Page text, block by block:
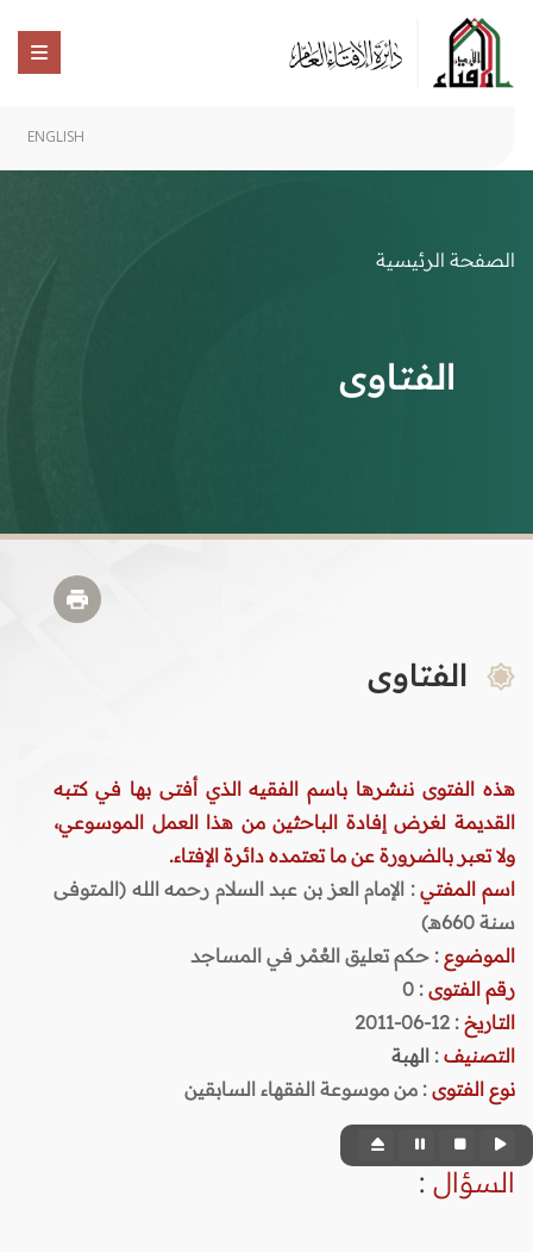
ENGLISH
الصفحة الرئيسية
الفتاوى
الفتاوى
هذه الفتوى ننشرها باسم الفقيه الذي أفتى بها في كتبه
القديمة لغرض إفادة الباحثين من هذا العمل الموسوعي،
ولا تعبر بالضرورة عن ما تعتمده دائرة الإفتاء.
اسم المفتي: الإمام العز بن عبد السلام رحمه الله (المتوفى
سنة 660هـ)
الموضوع : حكم تعليق العُمْر في المساجد
رقم الفتوى :
0
التاريخ : 12-06-2011
التصنيف : الهبة
نوع الفتوى : من موسوعة الفقهاء السابقين
السؤال :